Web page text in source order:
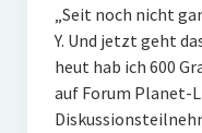
„Seit noch nicht
Y. Und jetzt geht
heut hab ich 600
auf Forum Planet-